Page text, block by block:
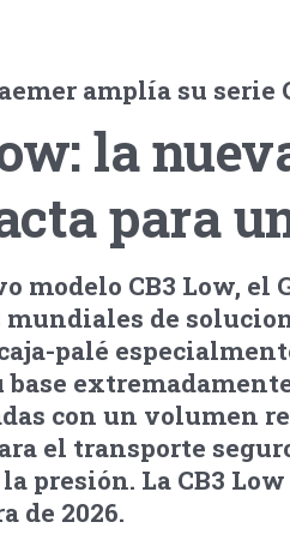
amplía su serie
la
para
modelo CB3 Low, el
de
palé
base
con un volumen
el transporte
presión. La CB3
de 2026.